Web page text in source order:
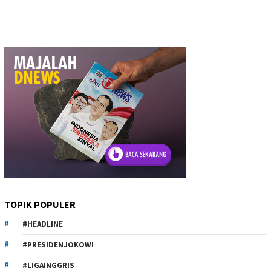
TOPIK POPULER
#HEADLINE
#PRESIDENJOKOWI
#LIGAINGGRIS